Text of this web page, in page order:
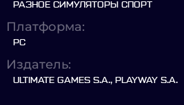
РАЗНОЕ СИМУЛЯТОРЫ СПОРТ
Платформа:
PC
Издатель:
ULTIMATE GAMES S.A., PLAYWAY S.A.